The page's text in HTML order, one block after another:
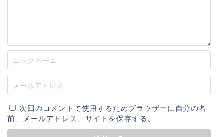
次回のコメントで使用するためブラウザーに自分の名
前、メールアドレス、サイトを保存する。